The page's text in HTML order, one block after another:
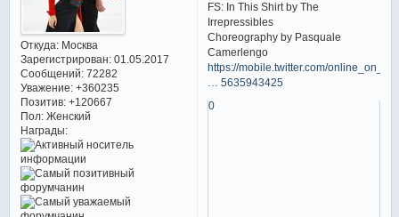
Откуда:Москва
Зарегистрирован: 01.05.2017
Сообщений:72282
Уважение: +360235
Позитив: +120667
Пол:Женский
Награды:
FS: In This Shirt by The
Irrepressibles
Choreography by Pasquale
Camerlengo
https://mobile.twitter.com/online_on_ic
… 5635943425
0